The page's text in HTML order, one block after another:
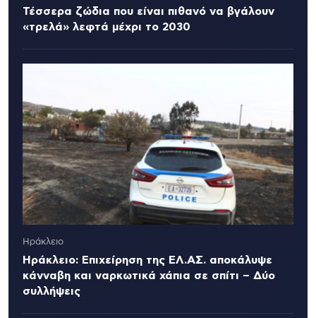
Τέσσερα ζώδια που είναι πιθανό να βγάλουν
«τρελά» λεφτά μέχρι το 2030
Ηράκλειο
Ηράκλειο: Επιχείρηση της ΕΛ.ΑΣ. αποκάλυψε
κάνναβη και ναρκωτικά χάπια σε σπίτι – Δύο
συλλήψεις